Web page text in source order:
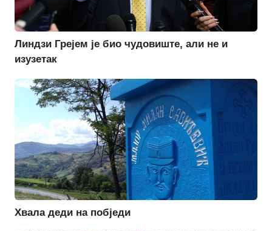
Линдзи Грејем је био чудовиште, али не и
изузетак
Хвала деди на побједи